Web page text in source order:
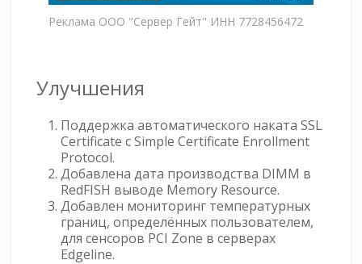
Реклама ООО "Сервер Гейт" ИНН 7728456472
Улучшения
Поддержка автоматического наката SSL
Certificate с Simple Certificate Enrollment
Protocol.
Добавлена дата производства DIMM в
RedFISH выводе Memory Resource.
Добавлен мониторинг температурных
границ, определённых пользователем,
для сенсоров PCI Zone в серверах
Edgeline.